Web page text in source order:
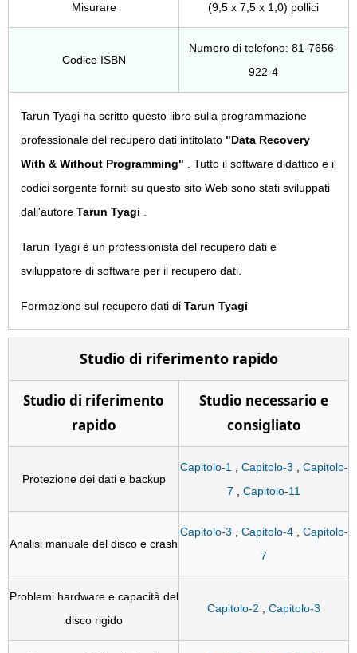
Misurare (9,5 x 7,5 x 1,0) pollici
Codice ISBN
Numero di telefono: 81-7656-
922-4
Tarun Tyagi ha scritto questo libro sulla programmazione
professionale del recupero dati intitolato "Data Recovery
With & Without Programming" . Tutto il software didattico e i
codici sorgente forniti su questo sito Web sono stati sviluppati
dall'autore Tarun Tyagi
Tarun Tyagi è un professionista del recupero dati e
sviluppatore di software per il recupero dati.
Formazione sul recupero dati di Tarun Tyagi
Studio di riferimento rapido
Studio di riferimento
rapido
Studio necessario e
consigliato
Protezione dei dati e backup
Capitolo-1 Capitolo-3
Capitolo-
7
Capitolo-11
Analisi manuale del disco e crash
Capitolo-3 Capitolo-4, Capitolo-
7
Problemi hardware e capacità del
disco rigido
Capitolo-2 Capitolo-3